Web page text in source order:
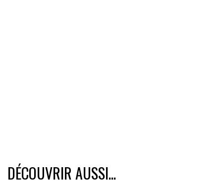
DÉCOUVRIR AUSSI...